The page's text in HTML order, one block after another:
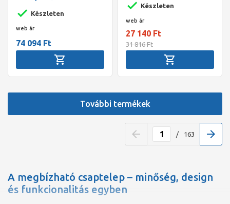
Készleten
web ár
74 094 Ft
Készleten
web ár
27 140 Ft
31 816 Ft
További termékek
/ 163
A megbízható csaptelep – minőség, design
és funkcionalitás egyben